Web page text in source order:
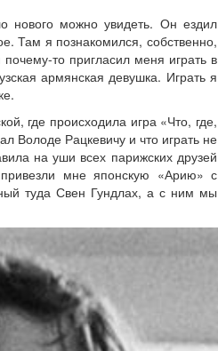
нового можно увидеть. Он ездил
Там я познакомился, собственно,
то пригласил меня играть в
армянская девушка. Играть я
где происходила игра «Что, где,
Володе Рацкевичу и что играть не
на уши всех парижских друзей
мне японскую «Арию» с
туда Свен Гундлах, а с ним мы